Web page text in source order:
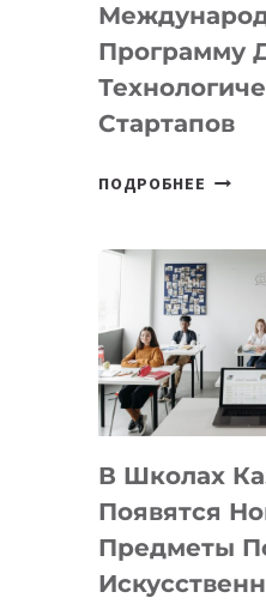
IT-
Программу
Стартапов
ПОДРОБНЕЕ
DEAL
MOST
—
ДЛЯ
В Школах
Появятся
Предметы